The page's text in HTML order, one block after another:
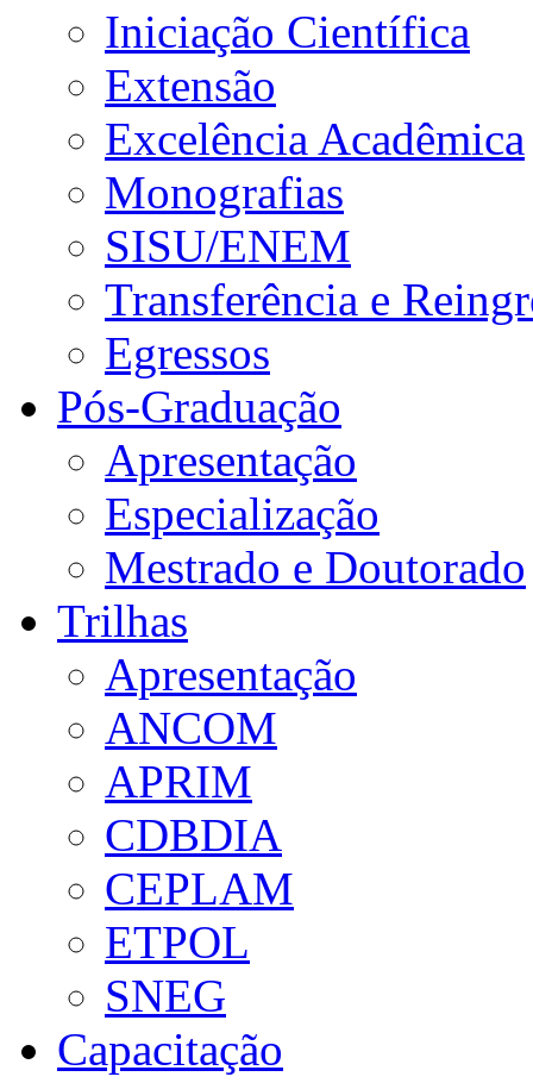
Iniciação Científica
Extensão
Excelência Acadêmica
Monografias
SISU/ENEM
Transferência e
Egressos
Pós-Graduação
Apresentação
Especialização
Mestrado e Doutorado
Trilhas
Apresentação
ANCOM
APRIM
CDBDIA
CEPLAM
ETPOL
SNEG
Capacitação